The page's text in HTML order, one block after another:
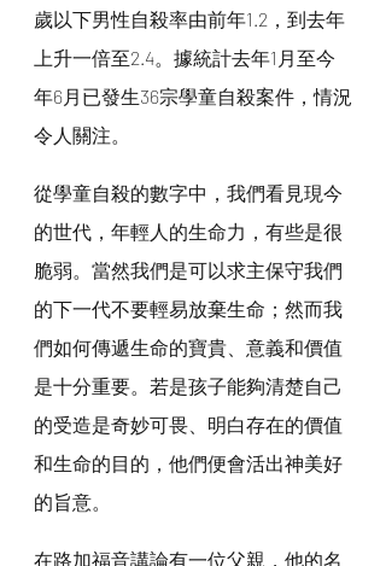
歲以下男性自殺率由前年1.2，到去年
上升一倍至2.4。據統計去年1月至今
年6月已發生36宗學童自殺案件，情況
令人關注。
從學童自殺的數字中，我們看見現今
的世代，年輕人的生命力，有些是很
脆弱。當然我們是可以求主保守我們
的下一代不要輕易放棄生命；然而我
們如何傳遞生命的寶貴、意義和價值
是十分重要。若是孩子能夠清楚自己
的受造是奇妙可畏、明白存在的價值
和生命的目的，他們便會活出神美好
的旨意。
在路加福音講論有一位父親，他的名